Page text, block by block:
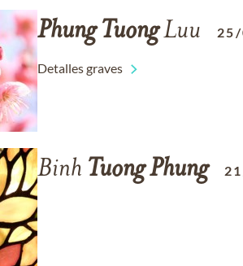
Phung TuongLuu
Detalles graves
Binh TuongPhung